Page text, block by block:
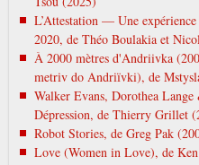
L’Attestation — Une expérience
2020, de Théo Boulakia et
À 2000 mètres d'Andriivka
metrіv do Andrіїvki), de
Walker Evans, Dorothea
Dépression, de Thierry Grillet
Robot Stories, de Greg Pak
Love (Women in Love), de